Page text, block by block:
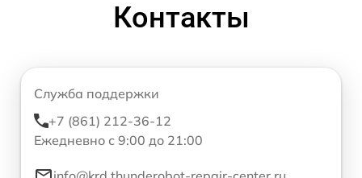
Контакты
Служба поддержки
+7 (861) 212-36-12
Ежедневно с 9:00 до 21:00